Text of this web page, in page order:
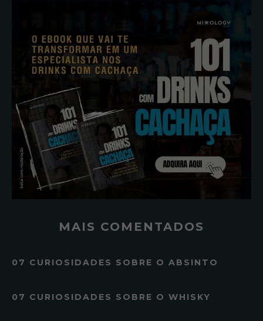
MAIS COMENTADOS
07 CURIOSIDADES SOBRE O ABSINTO
07 CURIOSIDADES SOBRE O WHISKY